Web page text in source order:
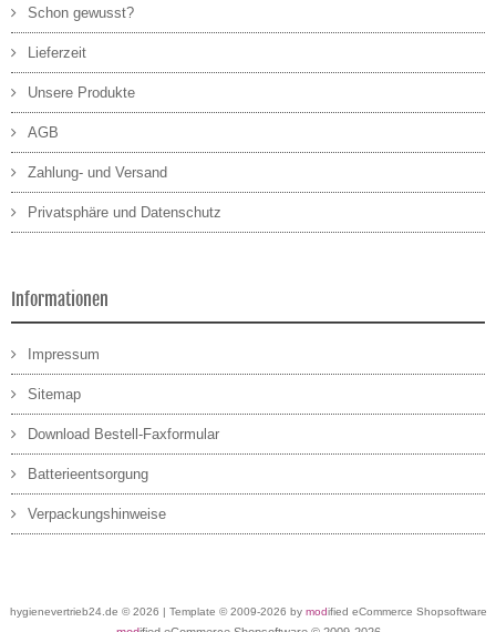
Schon gewusst?
Lieferzeit
Unsere Produkte
AGB
Zahlung- und Versand
Privatsphäre und Datenschutz
Informationen
Impressum
Sitemap
Download Bestell-Faxformular
Batterieentsorgung
Verpackungshinweise
hygienevertrieb24.de © 2026 | Template © 2009-2026 by modified eCommerce Shopsoftware